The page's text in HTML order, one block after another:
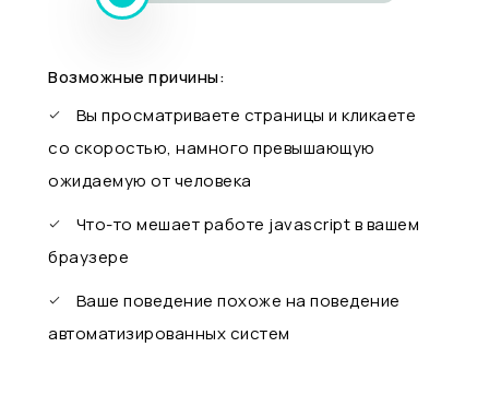
Возможные причины:
Вы просматриваете страницы и кликаете
со скоростью, намного превышающую
ожидаемую от человека
Что-то мешает работе javascript в вашем
браузере
Ваше поведение похоже на поведение
автоматизированных систем